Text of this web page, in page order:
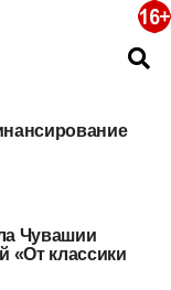
Чувашии
«От классики